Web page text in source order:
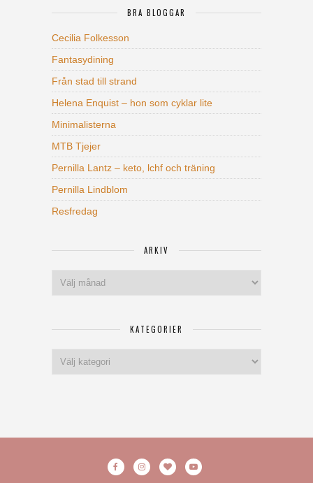
BRA BLOGGAR
Cecilia Folkesson
Fantasydining
Från stad till strand
Helena Enquist – hon som cyklar lite
Minimalisterna
MTB Tjejer
Pernilla Lantz – keto, lchf och träning
Pernilla Lindblom
Resfredag
ARKIV
KATEGORIER